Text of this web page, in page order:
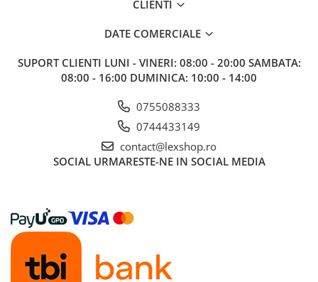
CLIENTI
DATE COMERCIALE
SUPORT CLIENTI LUNI - VINERI: 08:00 - 20:00 SAMBATA:
08:00 - 16:00 DUMINICA: 10:00 - 14:00
0755088333
0744433149
contact@lexshop.ro
SOCIAL URMARESTE-NE IN SOCIAL MEDIA